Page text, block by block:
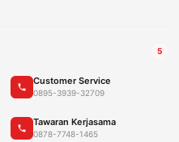
5
Customer Service
0895-3939-32709
Tawaran Kerjasama
0878-7748-1465